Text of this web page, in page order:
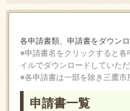
各申請書類、申請書をダウン
※申請書名をクリックすると
イルでダウンロードしていた
※各申請書は一部を除き三鷹市
申請書一覧